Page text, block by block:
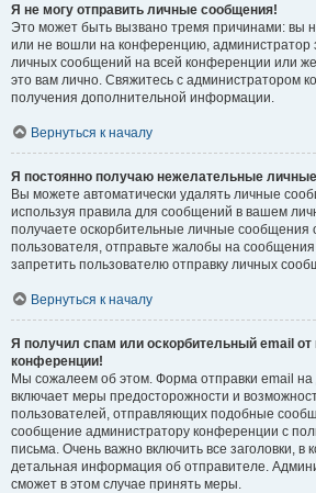
Я не могу отправить личные сообщения!
Это может быть вызвано тремя причинами: вы
или не вошли на конференцию, администратор
личных сообщений на всей конференции или
это вам лично. Свяжитесь с администратором
получения дополнительной информации.
Вернуться к началу
Я постоянно получаю нежелательные
Вы можете автоматически удалять личные
используя правила для сообщений в вашем
получаете оскорбительные личные сообщения
пользователя, отправьте жалобы на
запретить пользователю отправку личных
Вернуться к началу
Я получил спам или оскорбительный email от
конференции!
Мы сожалеем об этом. Форма отправки email
включает меры предосторожности и
пользователей, отправляющих подобные
сообщение администратору конференции с
письма. Очень важно включить все заголовки, в
детальная информация об отправителе.
сможет в этом случае принять меры.